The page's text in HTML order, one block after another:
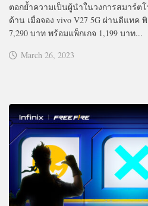
ตอกย้ำความเป็นผู้นำในวงการสมาร์ต
ด้าน เมื่อจอง vivo V27 5G ผ่านดีแทค
7,290 บาท พร้อมแพ็กเกจ 1,199 บาท...
March 26, 2023